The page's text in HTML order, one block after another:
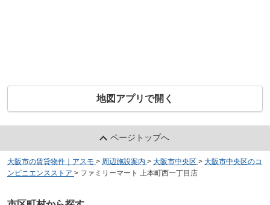
地図アプリで開く
ページトップへ
大阪市の賃貸物件｜アスモ > 周辺施設案内 > 大阪市中央区 > 大阪市中央区のコ
ンビニエンスストア > ファミリーマート 上本町西一丁目店